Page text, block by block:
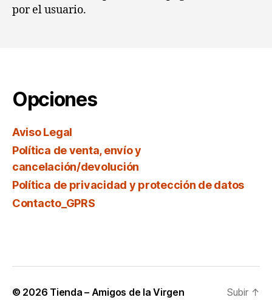
por el usuario.
Opciones
Aviso Legal
Política de venta, envío y
cancelación/devolución
Política de privacidad y protección de datos
Contacto_GPRS
© 2026 Tienda – Amigos de la Virgen Subir ↑